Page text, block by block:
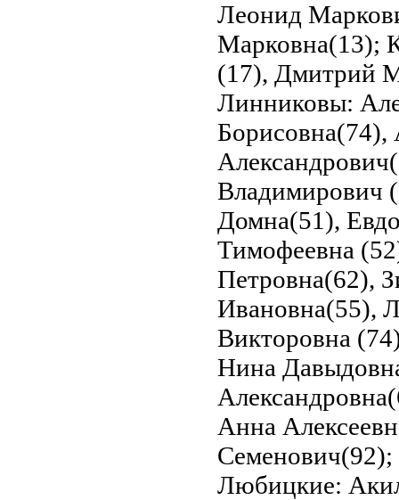
Леонид
Марковна(13);
(17), Дмитрий
Линниковы:
Борисовна(74),
Владимирович
Домна(51),
Тимофеевна
Петровна(62),
Ивановна(55),
Викторовна
Нина
Анна
Семенович(92);
Любицкие: